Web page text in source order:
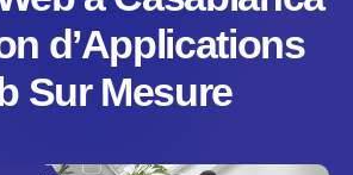
d’Applications
Sur Mesure